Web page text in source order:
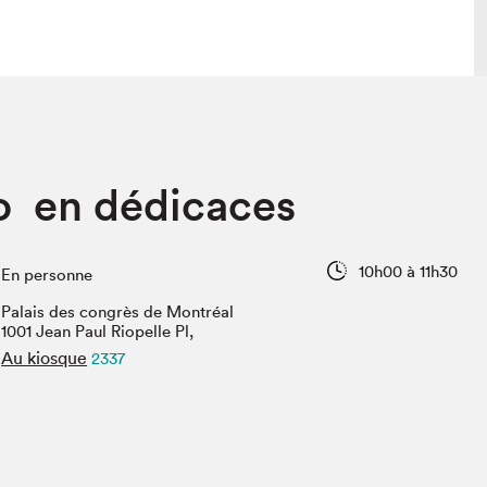
Programmation dans la ville
Vidéos et balados
en dédicaces
En personne
10h00 à 11h30
Palais des congrès de Montréal
1001 Jean Paul Riopelle Pl,
Au kiosque 2337